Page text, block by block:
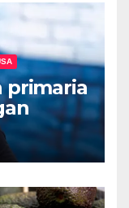
primaria